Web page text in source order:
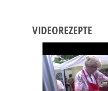
VIDEOREZEPTE